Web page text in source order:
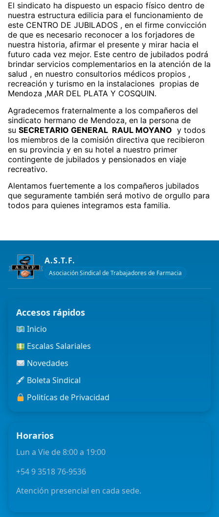
El sindicato ha dispuesto un espacio físico dentro de
nuestra estructura edilicia para el funcionamiento de
este CENTRO DE JUBILADOS , en el firme convicción
de que es necesario reconocer a los forjadores de
nuestra historia, afirmar el presente y mirar hacia el
futuro cada vez mejor. Este centro de jubilados podrá
brindar servicios complementarios en la atención de la
salud , en nuestro consultorios médicos propios ,
recreación y turismo en la instalaciones propias de
Mendoza ,MAR DEL PLATA Y COSQUIN.
Agradecemos fraternalmente a los compañeros del
sindicato hermano de Mendoza, en la persona de
su SECRETARIO GENERAL RAUL MOYANO y todos
los miembros de la comisión directiva que recibieron
en su provincia y en su hotel a nuestro primer
contingente de jubilados y pensionados en viaje
recreativo.
Alentamos fuertemente a los compañeros jubilados
que seguramente también será motivo de orgullo para
todos para quienes integramos esta familia.
A.S.T.F.
Asociación Sindical de Trabajadores de Farmacia
Accesos rápidos
Inicio
Escalas Salariales
Novedades
🖋 Boleta Sindical
Politícas de Privacidad
Horarios
Lun a Vie de 8:00 a 19:00
+54 9 3518 76-9536
Atención presencial en cada sede.